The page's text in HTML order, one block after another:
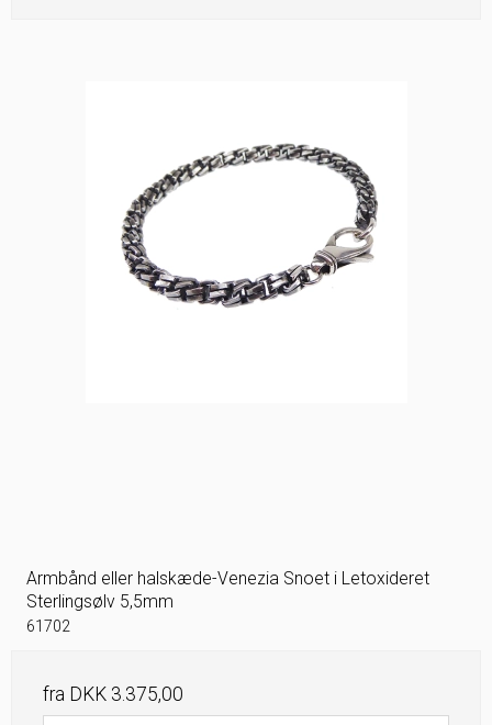
Armbånd eller halskæde-Venezia Snoet i Letoxideret
Sterlingsølv 5,5mm
61702
fra DKK 3.375,00